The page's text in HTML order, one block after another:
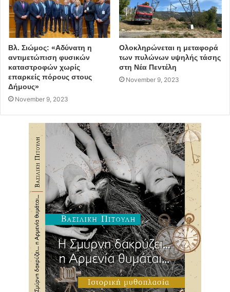
Βλ. Σιώμος: «Αδύνατη η
αντιμετώπιση φυσικών
καταστροφών χωρίς
επαρκείς πόρους στους
Δήμους»
November 9, 2023
Ολοκληρώνεται η μεταφορά
των πυλώνων υψηλής τάσης
στη Νέα Πεντέλη
November 9, 2023